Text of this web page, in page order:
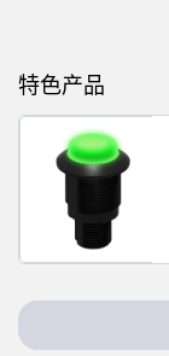
附件
线缆
转换器
软件
特色产品